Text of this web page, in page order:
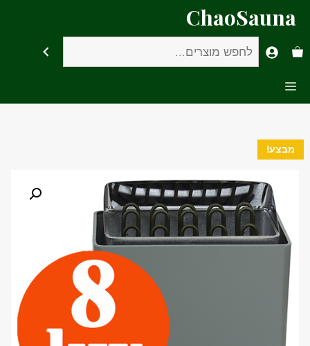
לתוכןChaoSauna
Menu
חיפוש
מבצע!